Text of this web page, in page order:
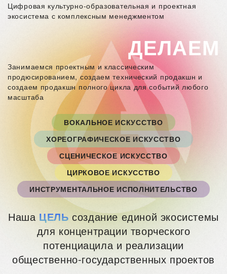
Цифровая культурно-образовательная и проектная
экосистема с комплексным менеджментом
ДЕЛАЕМ
Занимаемся проектным и классическим
продюсированием, создаем технический продакшн и
создаем продакшн полного цикла для событий любого
масштаба
ВОКАЛЬНОЕ ИСКУССТВО
ХОРЕОГРАФИЧЕСКОЕ ИСКУССТВО
СЦЕНИЧЕСКОЕ ИСКУССТВО
ЦИРКОВОЕ ИСКУССТВО
ИНСТРУМЕНТАЛЬНОЕ ИСПОЛНИТЕЛЬСТВО
Наша ЦЕЛЬ создание единой экосистемы
для концентрации творческого
потенциацила и реализации
общественно-государственных проектов